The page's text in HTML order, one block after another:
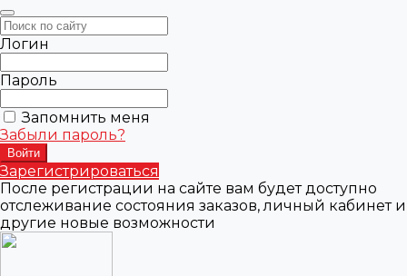
Логин
Пароль
Запомнить меня
Забыли пароль?
Зарегистрироваться
После регистрации на сайте вам будет доступно
отслеживание состояния заказов, личный кабинет и
другие новые возможности